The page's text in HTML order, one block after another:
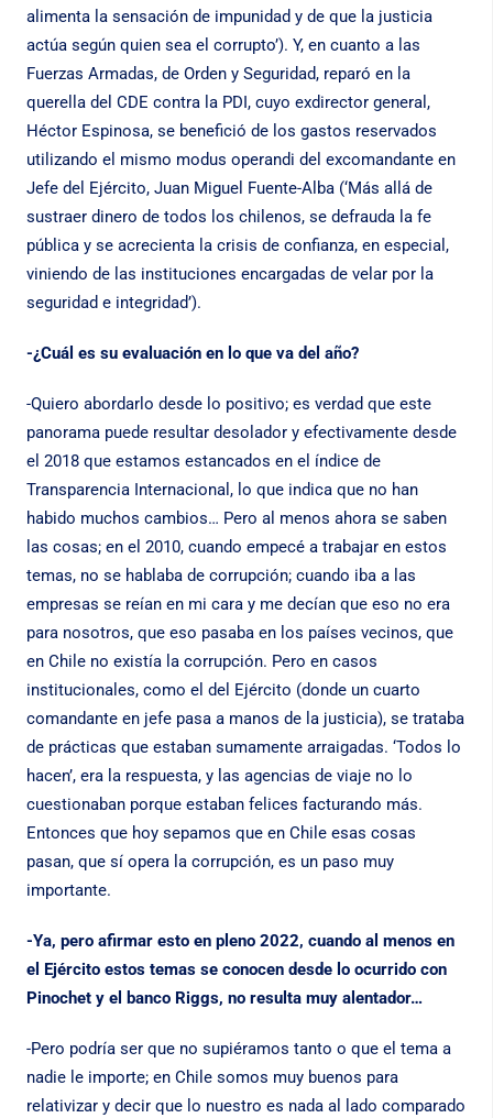
alimenta la sensación de impunidad y de que la justicia
actúa según quien sea el corrupto’). Y, en cuanto a las
Fuerzas Armadas, de Orden y Seguridad, reparó en la
querella del CDE contra la PDI, cuyo exdirector general,
Héctor Espinosa, se benefició de los gastos reservados
utilizando el mismo modus operandi del excomandante en
Jefe del Ejército, Juan Miguel Fuente-Alba (‘Más allá de
sustraer dinero de todos los chilenos, se defrauda la fe
pública y se acrecienta la crisis de confianza, en especial,
viniendo de las instituciones encargadas de velar por la
seguridad e integridad’).
-¿Cuál es su evaluación en lo que va del año?
-Quiero abordarlo desde lo positivo; es verdad que este
panorama puede resultar desolador y efectivamente desde
el 2018 que estamos estancados en el índice de
Transparencia Internacional, lo que indica que no han
habido muchos cambios… Pero al menos ahora se saben
las cosas; en el 2010, cuando empecé a trabajar en estos
temas, no se hablaba de corrupción; cuando iba a las
empresas se reían en mi cara y me decían que eso no era
para nosotros, que eso pasaba en los países vecinos, que
en Chile no existía la corrupción. Pero en casos
institucionales, como el del Ejército (donde un cuarto
comandante en jefe pasa a manos de la justicia), se trataba
de prácticas que estaban sumamente arraigadas. ‘Todos lo
hacen’, era la respuesta, y las agencias de viaje no lo
cuestionaban porque estaban felices facturando más.
Entonces que hoy sepamos que en Chile esas cosas
pasan, que sí opera la corrupción, es un paso muy
importante.
-Ya, pero afirmar esto en pleno 2022, cuando al menos en
el Ejército estos temas se conocen desde lo ocurrido con
Pinochet y el banco Riggs, no resulta muy alentador…
-Pero podría ser que no supiéramos tanto o que el tema a
nadie le importe; en Chile somos muy buenos para
relativizar y decir que lo nuestro es nada al lado comparado